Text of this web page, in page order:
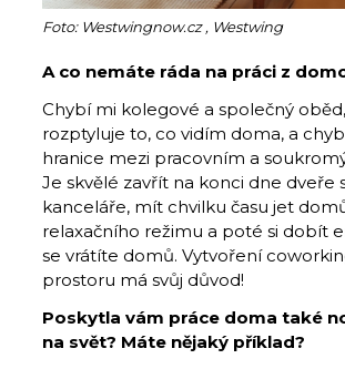
Foto: Westwingnow.cz , Westwing
A co nemáte ráda na práci z
Chybí mi kolegové a společný
rozptyluje to, co vidím doma, a
hranice mezi pracovním a
Je skvělé zavřít na konci dne dveře
kanceláře, mít chvilku času jet
relaxačního režimu a poté si dobít
se vrátíte domů. Vytvoření
prostoru má svůj důvod!
Poskytla vám práce doma také
na svět? Máte nějaký příklad?